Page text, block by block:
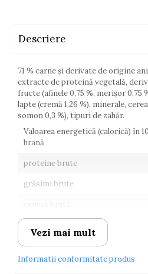
Descriere
71 % carne şi derivate de origine
extracte de proteină vegetală,
fructe (afinele 0,75 %, merișor 0,75
lapte (cremă 1,26 %), minerale,
somon 0,3 %), tipuri de zahăr.
Valoarea energetică (calorică) în
hrană
proteine brute
grăsimi brute
umiditate
Vezi mai mult
Informatii conformitate produs